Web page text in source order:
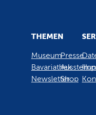
THEMEN
Museum
Bavariathek
Newsletter
Presse
Shop